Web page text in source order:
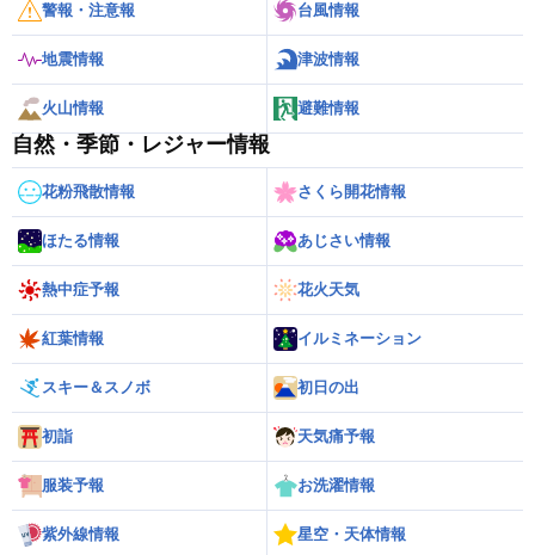
警報・注意報 台風情報
地震情報 津波情報
火山情報 避難情報
自然・季節・レジャー情報
花粉飛散情報 さくら開花情報
ほたる情報 あじさい情報
熱中症予報 花火天気
紅葉情報 イルミネーション
スキー＆スノボ 初日の出
初詣 天気痛予報
服装予報 お洗濯情報
紫外線情報 星空・天体情報